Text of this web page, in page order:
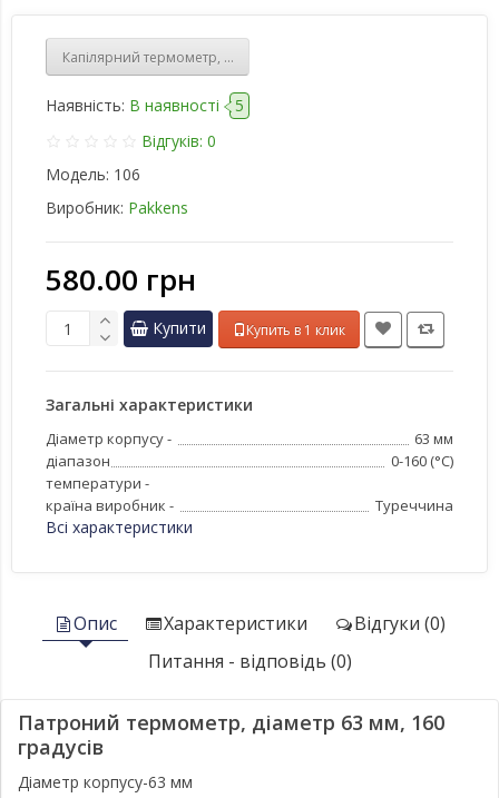
Капілярний термометр, діаметр 60 мм, 200 градусів, 2 метри
Наявність: В наявності
5
Відгуків: 0
Модель: 106
Виробник: Pakkens
580.00 грн
Купити Купить в 1 клик
Загальні характеристики
Діаметр корпусу -
63 мм
діапазон
температури -
0-160 (°C)
країна виробник - Туреччина
Всі характеристики
Опис Характеристики
Відгуки (0)
Питання - відповідь (0)
Патроний термометр, діаметр 63 мм, 160
градусів
Діаметр корпусу-63 мм